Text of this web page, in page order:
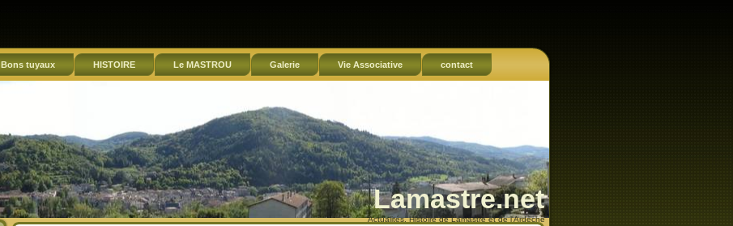
Bons tuyaux HISTOIRE Le MASTROU Galerie Vie Associative contact
Lamastre.net
Actualités, Histoire de Lamastre et de l'Ardèche